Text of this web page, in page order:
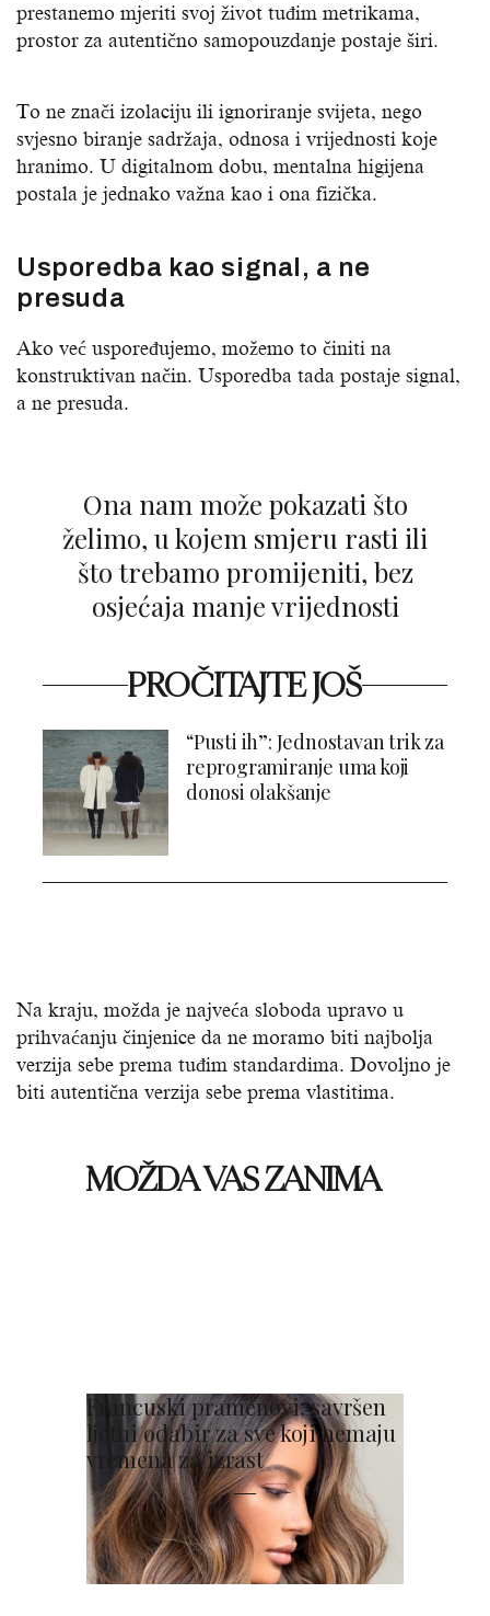
prestanemo mjeriti svoj život tuđim metrikama,
prostor za autentično samopouzdanje postaje širi.
To ne znači izolaciju ili ignoriranje svijeta, nego
svjesno biranje sadržaja, odnosa i vrijednosti koje
hranimo. U digitalnom dobu, mentalna higijena
postala je jednako važna kao i ona fizička.
Usporedba kao signal, a ne
presuda
Ako već uspoređujemo, možemo to činiti na
konstruktivan način. Usporedba tada postaje signal,
a ne presuda.
Ona nam može pokazati što
želimo, u kojem smjeru rasti ili
što trebamo promijeniti, bez
osjećaja manje vrijednosti
PROČITAJTE JOŠ
“Pusti ih”: Jednostavan trik za
reprogramiranje uma koji
donosi olakšanje
Na kraju, možda je najveća sloboda upravo u
prihvaćanju činjenice da ne moramo biti najbolja
verzija sebe prema tuđim standardima. Dovoljno je
biti autentična verzija sebe prema vlastitima.
MOŽDA VAS ZANIMA
Francuski pramenovi: savršen
ljetni odabir za sve koji nemaju
vremena za izrast